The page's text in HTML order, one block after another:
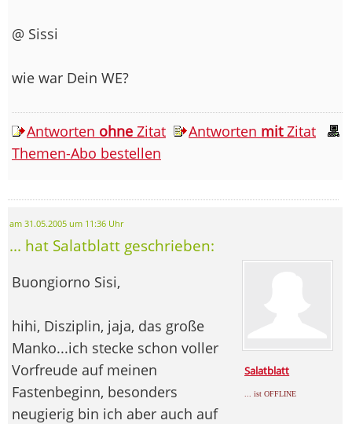
@ Sissi
wie war Dein WE?
Antworten ohne Zitat Antworten mitZitat
Themen-Abo bestellen
am 31.05.2005 um 11:36 Uhr
... hat Salatblatt geschrieben:
Salatblatt
... ist OFFLINE
Buongiorno Sisi,
hihi, Disziplin, jaja, das große
Manko...ich stecke schon voller
Vorfreude auf meinen
Fastenbeginn, besonders
neugierig bin ich aber auch auf